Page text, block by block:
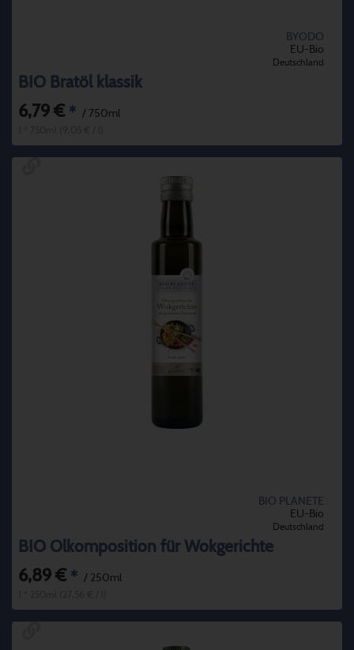
BYODO
EU-Bio
Deutschland
BIO Bratöl klassik
6,79 € * / 750ml
BIO PLANETE
EU-Bio
Deutschland
BIO Ölkomposition für Wokgerichte
6,89 € * / 250ml